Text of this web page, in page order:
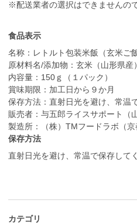
食品表示
名称：レトルト包装米飯（玄米ご飯
原材料名/添加物：玄米（山形県産
内容量：150ｇ（１パック）
賞味期限：加工日から９か月
保存方法：直射日光を避け、常温
販売者：与五郎ライスサポート（
保存方法
直射日光を避け、常温で保存して
カテゴリ